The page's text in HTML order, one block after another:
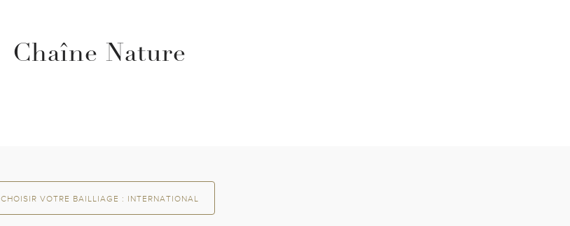
Chaîne Nature
CHOISIR VOTRE BAILLIAGE : INTERNATIONAL